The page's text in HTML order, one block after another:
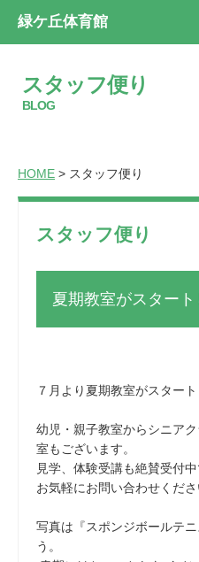
緑ケ丘体育館
スタッフ便り
BLOG
HOME > スタッフ便り
スタッフ便り
夏期教室がスタート
７月より夏期教室がスタート
幼児・親子教室からシニア
室もございます。
見学、体験受講も絶賛受付中
お気軽にお問い合わせくださ
写真は『スポンジボールテ
う。